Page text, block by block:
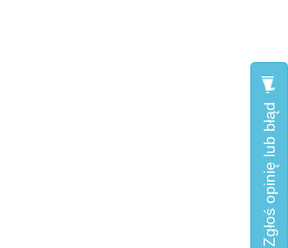
Zgłoś opinię lub błąd